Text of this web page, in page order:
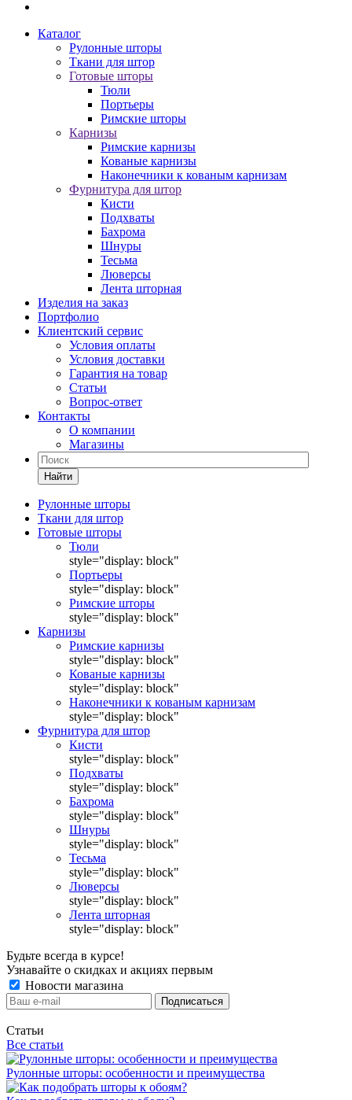
Каталог
Рулонные шторы
Ткани для штор
Готовые шторы
Тюли
Портьеры
Римские шторы
Карнизы
Римские карнизы
Кованые карнизы
Наконечники к кованым карнизам
Фурнитура для штор
Кисти
Подхваты
Бахрома
Шнуры
Тесьма
Люверсы
Лента шторная
Изделия на заказ
Портфолио
Клиентский сервис
Условия оплаты
Условия доставки
Гарантия на товар
Статьи
Вопрос-ответ
Контакты
О компании
Магазины
Найти
Рулонные шторы
Ткани для штор
Готовые шторы
Тюли
style="display: block"
Портьеры
style="display: block"
Римские шторы
style="display: block"
Карнизы
Римские карнизы
style="display: block"
Кованые карнизы
style="display: block"
Наконечники к кованым карнизам
style="display: block"
Фурнитура для штор
Кисти
style="display: block"
Подхваты
style="display: block"
Бахрома
style="display: block"
Шнуры
style="display: block"
Тесьма
style="display: block"
Люверсы
style="display: block"
Лента шторная
style="display: block"
Будьте всегда в курсе!
Узнавайте о скидках и акциях первым
Новости магазина
Статьи
Все статьи
Рулонные шторы: особенности и преимущества